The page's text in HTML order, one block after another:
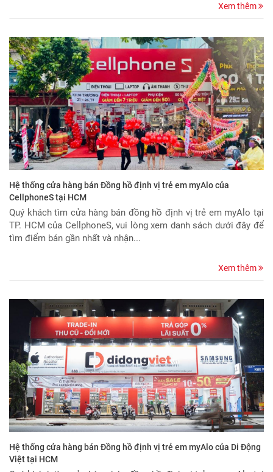
Xem thêm
Hệ thống cửa hàng bán Đồng hồ định vị trẻ em myAlo của
CellphoneS tại HCM
Quý khách tìm cửa hàng bán đồng hồ định vị trẻ em myAlo tại
TP. HCM của CellphoneS, vui lòng xem danh sách dưới đây để
tìm điểm bán gần nhất và nhận...
Xem thêm
Hệ thống cửa hàng bán Đồng hồ định vị trẻ em myAlo của Di Động
Việt tại HCM